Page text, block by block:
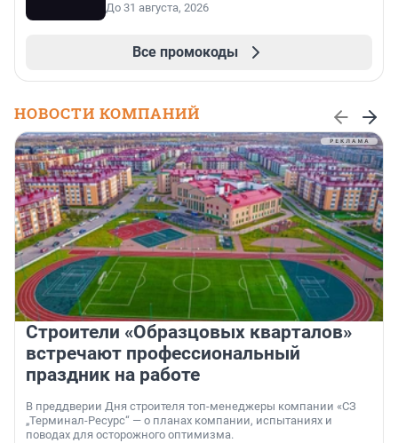
До 31 августа, 2026
Все промокоды
НОВОСТИ КОМПАНИЙ
Строители «Образцовых кварталов»
встречают профессиональный
праздник на работе
В преддверии Дня строителя топ-менеджеры компании «СЗ
„Терминал-Ресурс“ — о планах компании, испытаниях и
поводах для осторожного оптимизма.